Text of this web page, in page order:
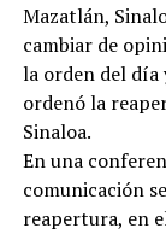
Mazatlán,
cambiar de
la orden del día
ordenó la
Sinaloa.
En una
comunicación
reapertura, en